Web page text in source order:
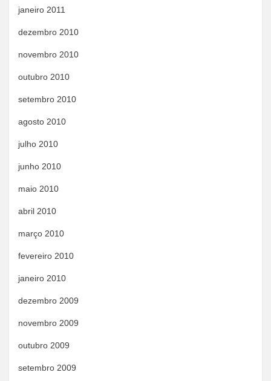
janeiro 2011
dezembro 2010
novembro 2010
outubro 2010
setembro 2010
agosto 2010
julho 2010
junho 2010
maio 2010
abril 2010
março 2010
fevereiro 2010
janeiro 2010
dezembro 2009
novembro 2009
outubro 2009
setembro 2009